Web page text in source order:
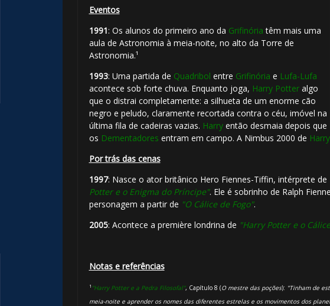
Eventos
1991: Os alunos do primeiro ano da Grifinória têm mais uma
aula de Astronomia à meia-noite, no alto da Torre de
Astronomia.¹
1993: Uma partida de Quadribol entre Grifinória e Lufa-Lufa
acontece sob forte chuva. Enquanto joga, Harry Potteralgo
que o distrai completamente: a silhueta de um enorme cão
negro e peludo, claramente recortada contra o céu, imóvel na
última fila de cadeiras vazias. Harryentão desmaia depois que
os Dementadores entram em campo. A Nimbus 2000 de Harry
Por trás das cenas
1997: Nasce o ator britânico Hero Fiennes-Tiffin, intérprete de
Potter e o Enigma do Príncipe". Ele é sobrinho de Ralph
personagem a partir de "O Cálice de Fogo".
2005: Acontece a première londrina de "Harry Potter e o
Notas e referências
¹ "Harry Potter e a Pedra Filosofal", Capítulo 8 (O mestre das poções): "Tinham de
meia-noite e aprender os nomes das diferentes estrelas e os movimentos dos
🎈